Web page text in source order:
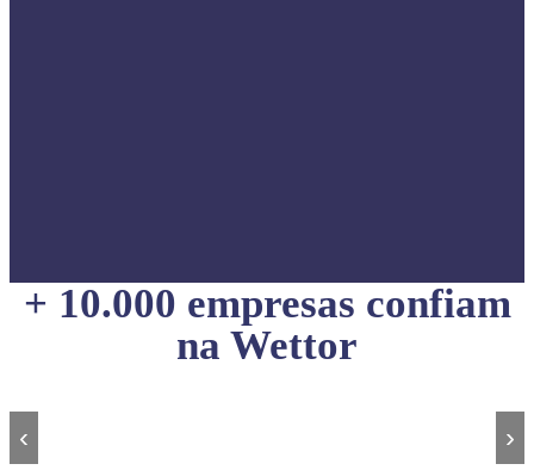
+ 10.000 empresas confiam
na Wettor
‹ ›